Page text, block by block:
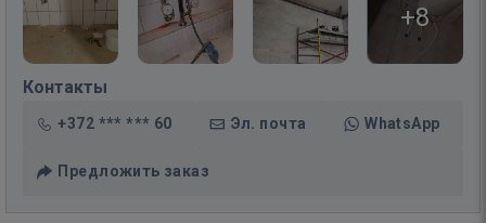
+8
Контакты
+372 *** *** 60 Эл. почта WhatsApp
Предложить заказ